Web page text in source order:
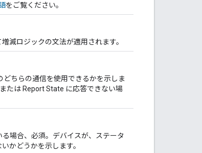
をご覧ください。
減ロジックの文法が適用されます。
ちらの通信を使用できるかを示しま
たは Report State に応答できない場
場合、必須。デバイスが、ステータ
かどうかを示します。